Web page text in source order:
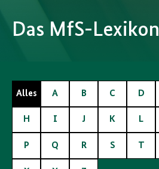
Das MfS-Lexikon
Alles A B C D
H I J K L
P Q R S T